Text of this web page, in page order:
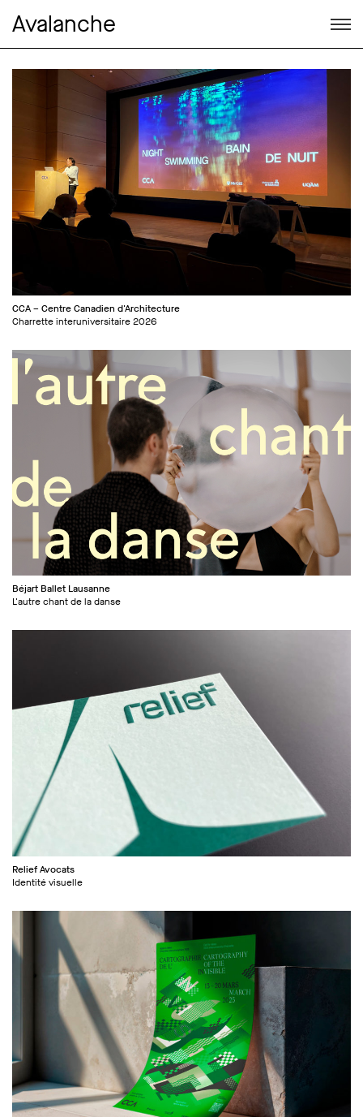
Avalanche
CCA – Centre Canadien d'Architecture
Charrette interuniversitaire 2026
Béjart Ballet Lausanne
L'autre chant de la danse
Relief Avocats
Identité visuelle